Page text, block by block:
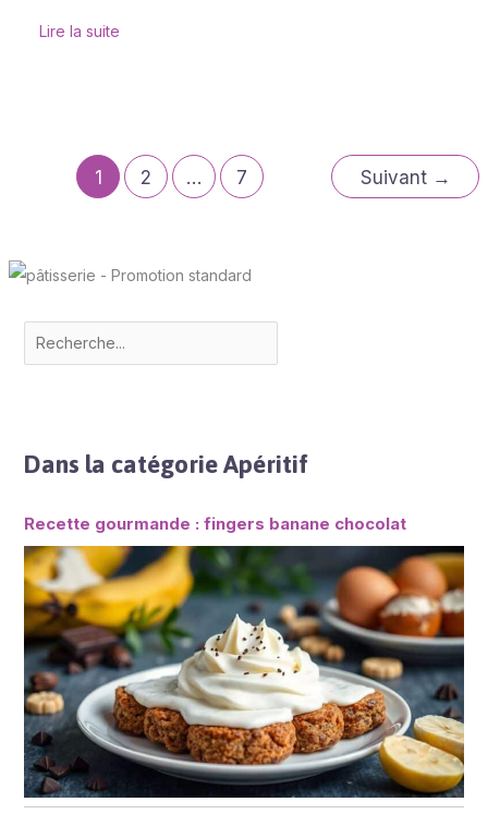
Lire la suite
1 2 … 7 Suivant →
Dans la catégorie Apéritif
Recette gourmande : fingers banane chocolat